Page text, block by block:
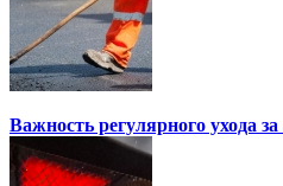
Важность регулярного ухода